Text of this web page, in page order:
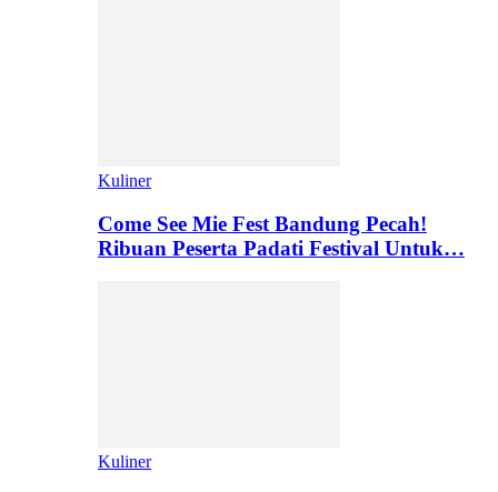
Kuliner
Come See Mie Fest Bandung Pecah!
Ribuan Peserta Padati Festival Untuk…
Kuliner